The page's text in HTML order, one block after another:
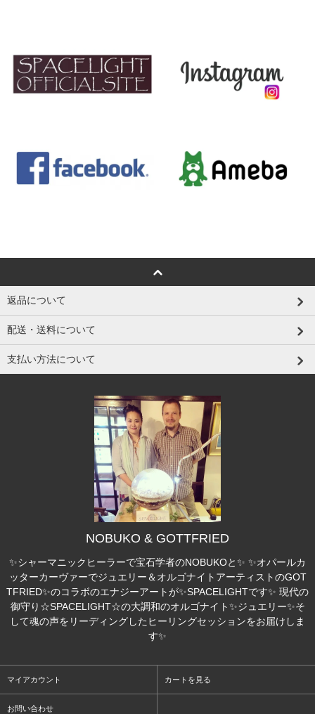
返品について
配送・送料について
支払い方法について
NOBUKO & GOTTFRIED
✨シャーマニックヒーラーで宝石学者のNOBUKOと✨ ✨オパールカ
ッターカーヴァーでジュエリー＆オルゴナイトアーティストのGOT
TFRIED✨のコラボのエナジーアートが✨SPACELIGHTです✨ 現代の
御守り☆SPACELIGHT☆の大調和のオルゴナイト✨ジュエリー✨そ
して魂の声をリーディングしたヒーリングセッションをお届けしま
す✨
マイアカウント カートを見る
お問い合わせ